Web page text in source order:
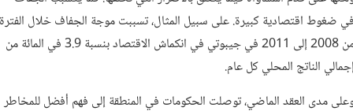
ضغوط اقتصادية كبيرة. على سبيل المثال، تسببت موجة الجفاف خلال الفترة
من 2008 إلى 2011 في جيبوتي في انكماش الاقتصاد بنسبة 3.9 في المائة من
الناتج المحلي كل عام.
مدى العقد الماضي، توصلت الحكومات في المنطقة إلى فهم أفضل للمخاطر